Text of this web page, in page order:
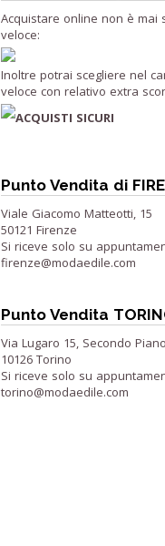
Acquistare online non è mai
veloce:
Inoltre potrai scegliere nel
veloce con relativo extra
ACQUISTI SICURI
Punto Vendita di
Viale Giacomo Matteotti, 15
50121 Firenze
Si riceve solo su
firenze@modaedile.com
Punto Vendita
Via Lugaro 15, Secondo Piano
10126 Torino
Si riceve solo su
torino@modaedile.com